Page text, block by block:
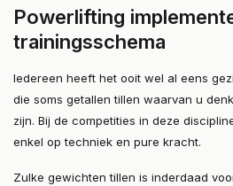
Powerlifting
trainingsschema
Iedereen heeft het ooit wel al eens
die soms getallen tillen waarvan u
zijn. Bij de competities in deze
enkel op techniek en pure kracht.
Zulke gewichten tillen is inderdaad